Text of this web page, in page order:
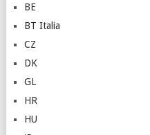
BE
BT Italia
CZ
DK
GL
HR
HU